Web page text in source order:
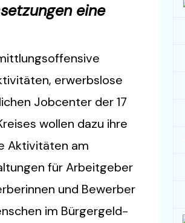
eine
erwerbslose
Jobcenter der 17
wollen dazu ihre
Aktivitäten am
für Arbeitgeber
und Bewerber
im Bürgergeld-